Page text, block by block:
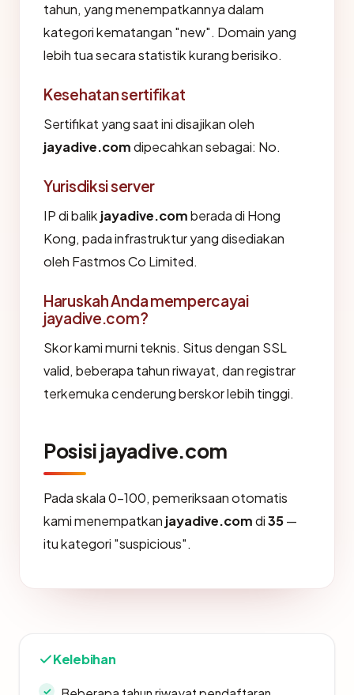
tahun, yang menempatkannya dalam
kategori kematangan "new". Domain yang
lebih tua secara statistik kurang berisiko.
Kesehatan sertifikat
Sertifikat yang saat ini disajikan oleh
jayadive.comdipecahkan sebagai: No.
Yurisdiksi server
IP di balik jayadive.comberada di Hong
Kong, pada infrastruktur yang disediakan
oleh Fastmos Co Limited.
Haruskah Anda mempercayai
jayadive.com?
Skor kami murni teknis. Situs dengan SSL
valid, beberapa tahun riwayat, dan registrar
terkemuka cenderung berskor lebih tinggi.
Posisi jayadive.com
Pada skala 0-100, pemeriksaan otomatis
kami menempatkan jayadive.comdi35—
itu kategori "suspicious".
Kelebihan